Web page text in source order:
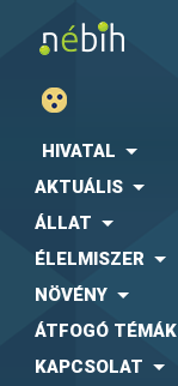
HIVATAL
AKTUÁLIS
ÁLLAT
ÉLELMISZER
NÖVÉNY
ÁTFOGÓ TÉMÁK
KAPCSOLAT